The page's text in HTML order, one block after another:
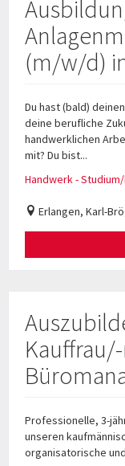
(m/w/d)
Du hast (bald)
deine berufliche
handwerklichen
mit? Du bist...
Handwerk -
Erlangen, Karl-
Professionelle, 3-
unseren
organisatorische